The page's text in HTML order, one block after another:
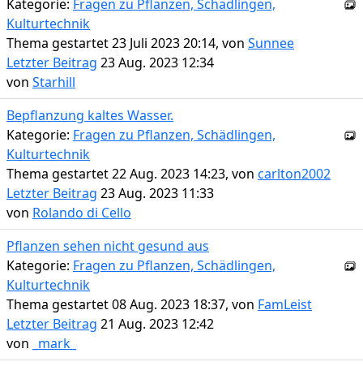
Kategorie: Fragen zu Pflanzen, Schädlingen,
Kulturtechnik
Thema gestartet 23 Juli 2023 20:14, von Sunnee
Letzter Beitrag 23 Aug. 2023 12:34
von Starhill
Bepflanzung kaltes Wasser.
Kategorie: Fragen zu Pflanzen, Schädlingen,
Kulturtechnik
Thema gestartet 22 Aug. 2023 14:23, von carlton2002
Letzter Beitrag 23 Aug. 2023 11:33
von Rolando di Cello
Pflanzen sehen nicht gesund aus
Kategorie: Fragen zu Pflanzen, Schädlingen,
Kulturtechnik
Thema gestartet 08 Aug. 2023 18:37, von FamLeist
Letzter Beitrag 21 Aug. 2023 12:42
von _mark_